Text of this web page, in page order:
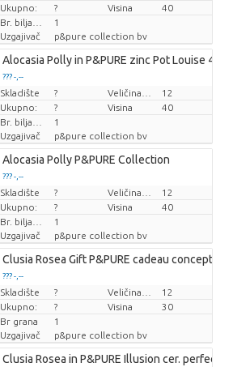
Ukupno:
? Visina
40
1
Uzgajivač
p&pure collection bv
Alocasia Polly in P&PURE zinc Pot Louise 4
??? -,--
Cijena po komadu
Skladište ?
12
Ukupno:
? Visina
40
1
Uzgajivač
p&pure collection bv
Alocasia Polly P&PURE Collection
??? -,--
Cijena po komadu
Skladište ?
12
Ukupno:
? Visina
40
1
Uzgajivač
p&pure collection bv
Clusia Rosea Gift P&PURE cadeau concept:
??? -,--
Cijena po komadu
Skladište ?
12
Ukupno:
? Visina
30
Br grana
1
Uzgajivač
p&pure collection bv
Clusia Rosea in P&PURE Illusion cer. perfectly